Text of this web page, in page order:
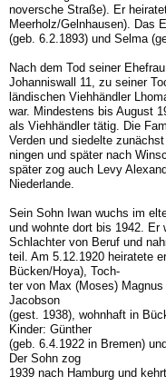
noversche Straße). Er
Meerholz/Gelnhausen). Das
(geb. 6.2.1893) und Selma
Nach dem Tod seiner
Johanniswall 11, zu seiner
ländischen Viehhändler
war. Mindestens bis August
als Viehhändler tätig. Die
Verden und siedelte
ningen und später nach
später zog auch Levy
Niederlande.
Sein Sohn Iwan wuchs im
und wohnte dort bis 1942. Er
Schlachter von Beruf und
teil. Am 5.12.1920 heiratete
Bücken/Hoya), Toch-
ter von Max (Moses)
Jacobson
(gest. 1938), wohnhaft in
Kinder: Günther
(geb. 6.4.1922 in Bremen)
Der Sohn zog
1939 nach Hamburg und